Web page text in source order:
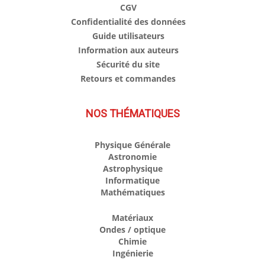
CGV
Confidentialité des données
Guide utilisateurs
Information aux auteurs
Sécurité du site
Retours et commandes
NOS THÉMATIQUES
Physique Générale
Astronomie
Astrophysique
Informatique
Mathématiques
Matériaux
Ondes / optique
Chimie
Ingénierie